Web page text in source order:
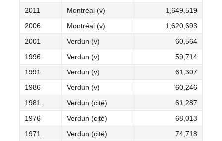
2011
Montréal (v)
1,649,519
2006
Montréal (v)
1,620,693
2001
Verdun (v)
60,564
1996
Verdun (v)
59,714
1991
Verdun (v)
61,307
1986
Verdun (v)
60,246
1981
Verdun (cité)
61,287
1976
Verdun (cité)
68,013
1971
Verdun (cité)
74,718